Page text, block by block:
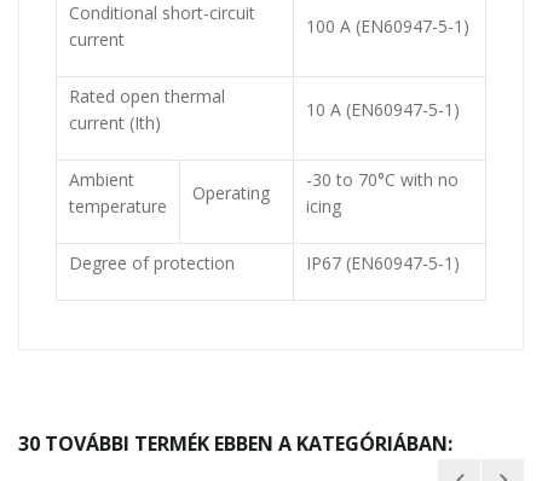
Conditional short-circuit
current
100 A (EN60947-5-1)
Rated open thermal
current (Ith)
10 A (EN60947-5-1)
Ambient
temperature
Operating
-30 to 70°C with no
icing
Degree of protection IP67 (EN60947-5-1)
30 TOVÁBBI TERMÉK EBBEN A KATEGÓRIÁBAN: